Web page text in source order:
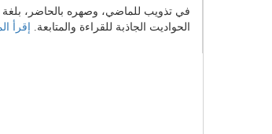
في تذويب للماضي، وصهره بالحاضر، بلغة
الحواديت الجاذبة للقراءة والمتابعة.
إقرأ